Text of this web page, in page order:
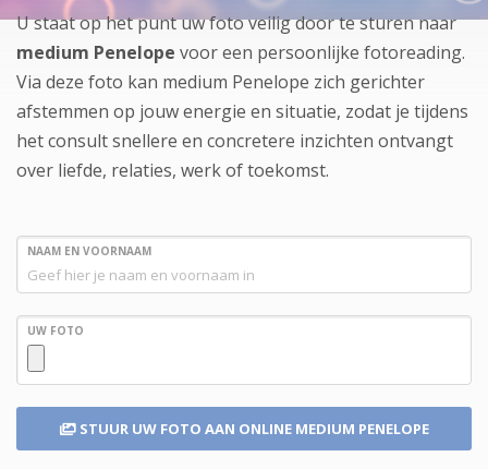
U staat op het punt uw foto veilig door te sturen naar
medium Penelope voor een persoonlijke fotoreading.
Via deze foto kan medium Penelope zich gerichter
afstemmen op jouw energie en situatie, zodat je tijdens
het consult snellere en concretere inzichten ontvangt
over liefde, relaties, werk of toekomst.
NAAM EN VOORNAAM
UW FOTO
STUUR UW FOTO AAN ONLINE MEDIUM PENELOPE